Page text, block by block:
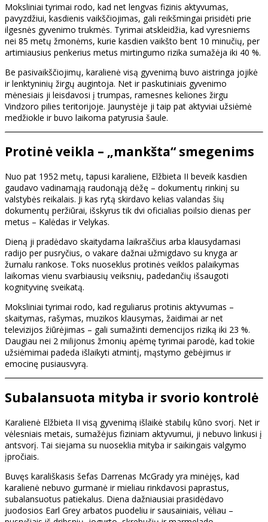
Moksliniai tyrimai rodo, kad net lengvas fizinis aktyvumas,
pavyzdžiui, kasdienis vaikščiojimas, gali reikšmingai prisidėti prie
ilgesnės gyvenimo trukmės. Tyrimai atskleidžia, kad vyresniems
nei 85 metų žmonėms, kurie kasdien vaikšto bent 10 minučių, per
artimiausius penkerius metus mirtingumo rizika sumažėja iki 40 %.
Be pasivaikščiojimų, karalienė visą gyvenimą buvo aistringa jojikė
ir lenktyninių žirgų augintoja. Net ir paskutiniais gyvenimo
mėnesiais ji leisdavosi į trumpas, ramesnes keliones žirgu
Vindzoro pilies teritorijoje. Jaunystėje ji taip pat aktyviai užsiėmė
medžiokle ir buvo laikoma patyrusia šaule.
Protinė veikla – „mankšta“ smegenims
Nuo pat 1952 metų, tapusi karaliene, Elžbieta II beveik kasdien
gaudavo vadinamąją raudonąją dėžę – dokumentų rinkinį su
valstybės reikalais. Ji kas rytą skirdavo kelias valandas šių
dokumentų peržiūrai, išskyrus tik dvi oficialias poilsio dienas per
metus – Kalėdas ir Velykas.
Dieną ji pradėdavo skaitydama laikraščius arba klausydamasi
radijo per pusryčius, o vakare dažnai užmigdavo su knyga ar
žurnalu rankose. Toks nuoseklus protinės veiklos palaikymas
laikomas vienu svarbiausių veiksnių, padedančių išsaugoti
kognityvinę sveikatą.
Moksliniai tyrimai rodo, kad reguliarus protinis aktyvumas –
skaitymas, rašymas, muzikos klausymas, žaidimai ar net
televizijos žiūrėjimas – gali sumažinti demencijos riziką iki 23 %.
Daugiau nei 2 milijonus žmonių apėmę tyrimai parodė, kad tokie
užsiėmimai padeda išlaikyti atmintį, mąstymo gebėjimus ir
emocinę pusiausvyrą.
Subalansuota mityba ir svorio kontrolė
Karalienė Elžbieta II visą gyvenimą išlaikė stabilų kūno svorį. Net ir
vėlesniais metais, sumažėjus fiziniam aktyvumui, ji nebuvo linkusi į
antsvorį. Tai siejama su nuoseklia mityba ir saikingais valgymo
įpročiais.
Buvęs karališkasis šefas Darrenas McGrady yra minėjęs, kad
karalienė nebuvo gurmanė ir mieliau rinkdavosi paprastus,
subalansuotus patiekalus. Diena dažniausiai prasidėdavo
juodosios Earl Grey arbatos puodeliu ir sausainiais, vėliau –